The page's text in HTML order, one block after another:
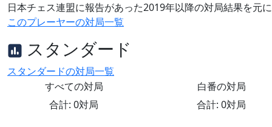
日本チェス連盟に報告があった2019年以降の対局結果を元
このプレーヤーの対局一覧
スタンダード
スタンダードの対局一覧
すべての対局
合計: 0対局
白番の対局
合計: 0対局